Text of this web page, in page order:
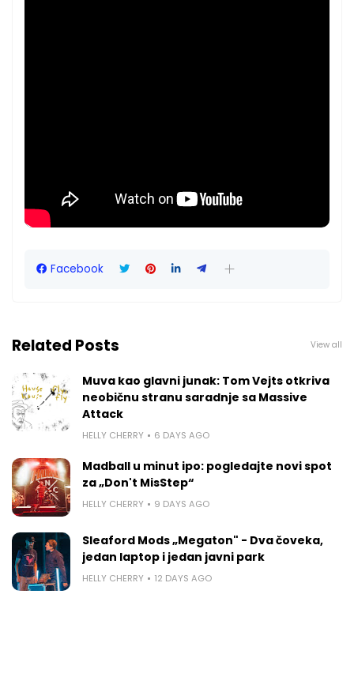
Facebook
Related Posts View all
Muva kao glavni junak: Tom Vejts otkriva
neobičnu stranu saradnje sa Massive
Attack
HELLY CHERRY 6 DAYS AGO
Madball u minut ipo: pogledajte novi spot
za „Don't MisStep“
HELLY CHERRY 9 DAYS AGO
Sleaford Mods „Megaton" - Dva čoveka,
jedan laptop i jedan javni park
HELLY CHERRY 12 DAYS AGO